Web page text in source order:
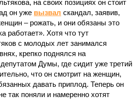
на своих позициях он стоит
он уже вызвал скандал, заявив,
– рожать, и они обязаны это
работает». Хотя что тут
с молодых лет занимался
крепко поднялся на
Думы, где сидит уже третий
что он смотрит на женщин,
давать приплод. Теперь он
так поняли и намеренно хотят